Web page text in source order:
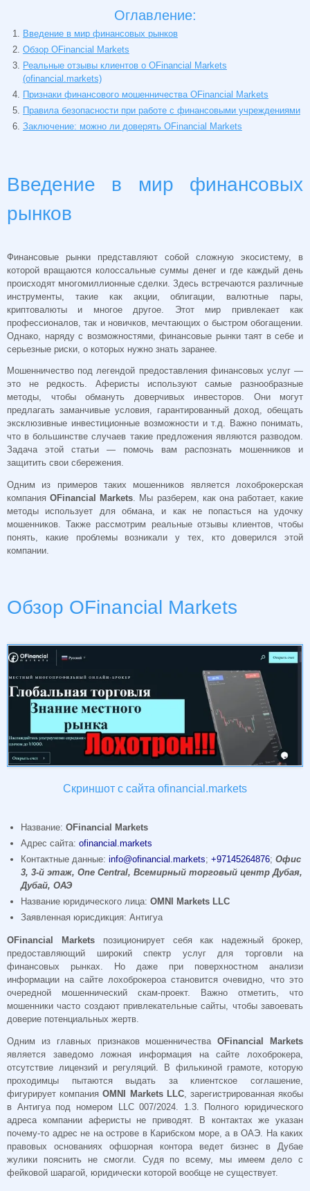
Оглавление:
Введение в мир финансовых рынков
Обзор OFinancial Markets
Реальные отзывы клиентов о OFinancial Markets
(ofinancial.markets)
Признаки финансового мошенничества OFinancial Markets
Правила безопасности при работе с финансовыми учреждениями
Заключение: можно ли доверять OFinancial Markets
Введение в мир финансовых
рынков
Финансовые рынки представляют собой сложную экосистему, в
которой вращаются колоссальные суммы денег и где каждый день
происходят многомиллионные сделки. Здесь встречаются различные
инструменты, такие как акции, облигации, валютные пары,
криптовалюты и многое другое. Этот мир привлекает как
профессионалов, так и новичков, мечтающих о быстром обогащении.
Однако, наряду с возможностями, финансовые рынки таят в себе и
серьезные риски, о которых нужно знать заранее.
Мошенничество под легендой предоставления финансовых услуг —
это не редкость. Аферисты используют самые разнообразные
методы, чтобы обмануть доверчивых инвесторов. Они могут
предлагать заманчивые условия, гарантированный доход, обещать
эксклюзивные инвестиционные возможности и т.д. Важно понимать,
что в большинстве случаев такие предложения являются разводом.
Задача этой статьи — помочь вам распознать мошенников и
защитить свои сбережения.
Одним из примеров таких мошенников является лохоброкерская
компанияOFinancial Markets. Мы разберем, как она работает, какие
методы использует для обмана, и как не попасться на удочку
мошенников. Также рассмотрим реальные отзывы клиентов, чтобы
понять, какие проблемы возникали у тех, кто доверился этой
компании.
Обзор OFinancial Markets
Скриншот с сайта ofinancial.markets
Название: OFinancial Markets
Адрес сайта:ofinancial.markets
Контактные данные:info@ofinancial.markets;+97145264876;Офис
3, 3-й этаж, One Central, Всемирный торговый центр Дубая,
Дубай, ОАЭ
Название юридического лица:OMNI Markets LLC
Заявленная юрисдикция: Антигуа
OFinancial Marketsпозиционирует себя как надежный брокер,
предоставляющий широкий спектр услуг для торговли на
финансовых рынках. Но даже при поверхностном анализи
информации на сайте лохоброкероа становится очевидно, что это
очередной мошеннический скам-проект. Важно отметить, что
мошенники часто создают привлекательные сайты, чтобы завоевать
доверие потенциальных жертв.
Одним из главных признаков мошенничестваOFinancial Markets
является заведомо ложная информация на сайте лохоброкера,
отсутствие лицензий и регуляций. В филькиной грамоте, которую
проходимцы пытаются выдать за клиентское соглашение,
фигурирует компанияOMNI Markets LLC, зарегистрированная якобы
в Антигуа под номером LLC 007/2024. 1.3. Полного юридического
адреса компании аферисты не приводят. В контактах же указан
почему-то адрес не на острове в Карибском море, а в ОАЭ. На каких
правовых основаниях офшорная контора ведет бизнес в Дубае
жулики пояснить не смогли. Судя по всему, мы имеем дело с
фейковой шарагой, юридически которой вообще не существует.